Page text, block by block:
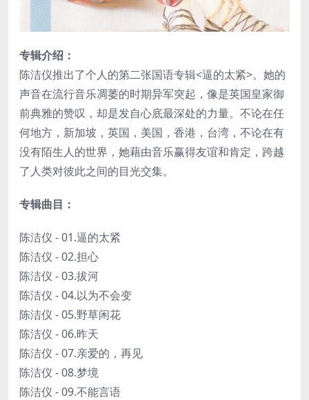
专辑介绍：
陈洁仪推出了个人的第二张国语专辑<逼的太紧>。她的
声音在流行音乐凋萎的时期异军突起，像是英国皇家御
前典雅的赞叹，却是发自心底最深处的力量。不论在任
何地方，新加坡，英国，美国，香港，台湾，不论在有
没有陌生人的世界，她藉由音乐赢得友谊和肯定，跨越
了人类对彼此之间的目光交集。
专辑曲目：
陈洁仪 - 01.逼的太紧
陈洁仪 - 02.担心
陈洁仪 - 03.拔河
陈洁仪 - 04.以为不会变
陈洁仪 - 05.野草闲花
陈洁仪 - 06.昨天
陈洁仪 - 07.亲爱的，再见
陈洁仪 - 08.梦境
陈洁仪 - 09.不能言语